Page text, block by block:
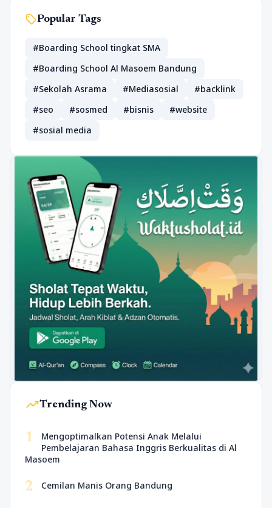
sellPopular Tags
#Boarding School tingkat SMA
#Boarding School Al Masoem Bandung
#Sekolah Asrama
#Mediasosial
#backlink
#seo
#sosmed #bisnis
#website
#sosial media
trending_upTrending Now
1
Mengoptimalkan Potensi Anak Melalui
Pembelajaran Bahasa Inggris Berkualitas di Al
Masoem
2 Cemilan Manis Orang Bandung